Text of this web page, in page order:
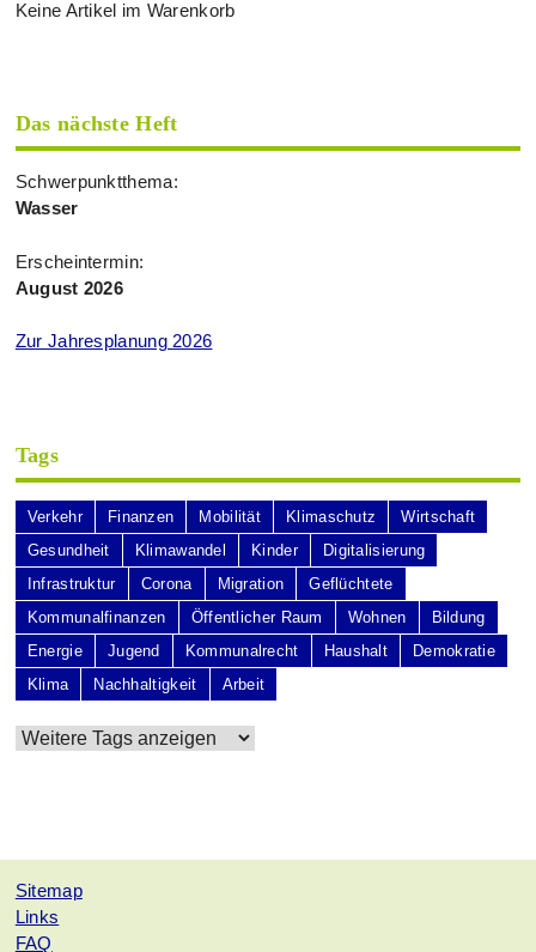
Keine Artikel im Warenkorb
Das nächste Heft
Schwerpunktthema:
Wasser
Erscheintermin:
August 2026
Zur Jahresplanung 2026
Tags
Verkehr Finanzen Mobilität Klimaschutz
Wirtschaft
Gesundheit
Klimawandel Kinder
Digitalisierung
Infrastruktur
Corona Migration
Geflüchtete
Kommunalfinanzen
Öffentlicher Raum Wohnen
Bildung
Energie
Jugend Kommunalrecht Haushalt
Demokratie
Klima
Nachhaltigkeit Arbeit
Sitemap
Links
FAQ